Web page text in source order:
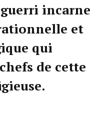
incarne
et
qui
de cette